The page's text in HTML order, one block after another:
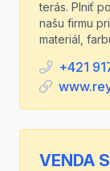
terás. Plniť
našu firmu
materiál,
+421
VENDA